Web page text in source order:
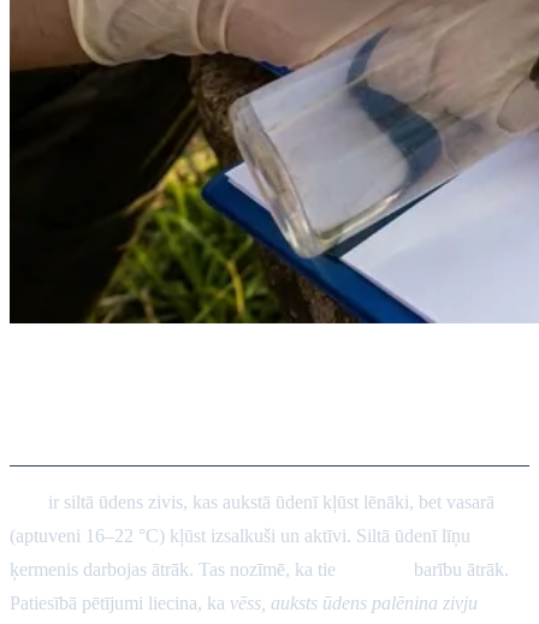
ir siltā ūdens zivis, kas aukstā ūdenī kļūst lēnāki, bet vasarā
(aptuveni 16–22 °C) kļūst izsalkuši un aktīvi. Siltā ūdenī līņu
ķermenis darbojas ātrāk. Tas nozīmē, ka tie
barību ātrāk.
Patiesībā pētījumi liecina, ka vēss, auksts ūdens palēnina zivju